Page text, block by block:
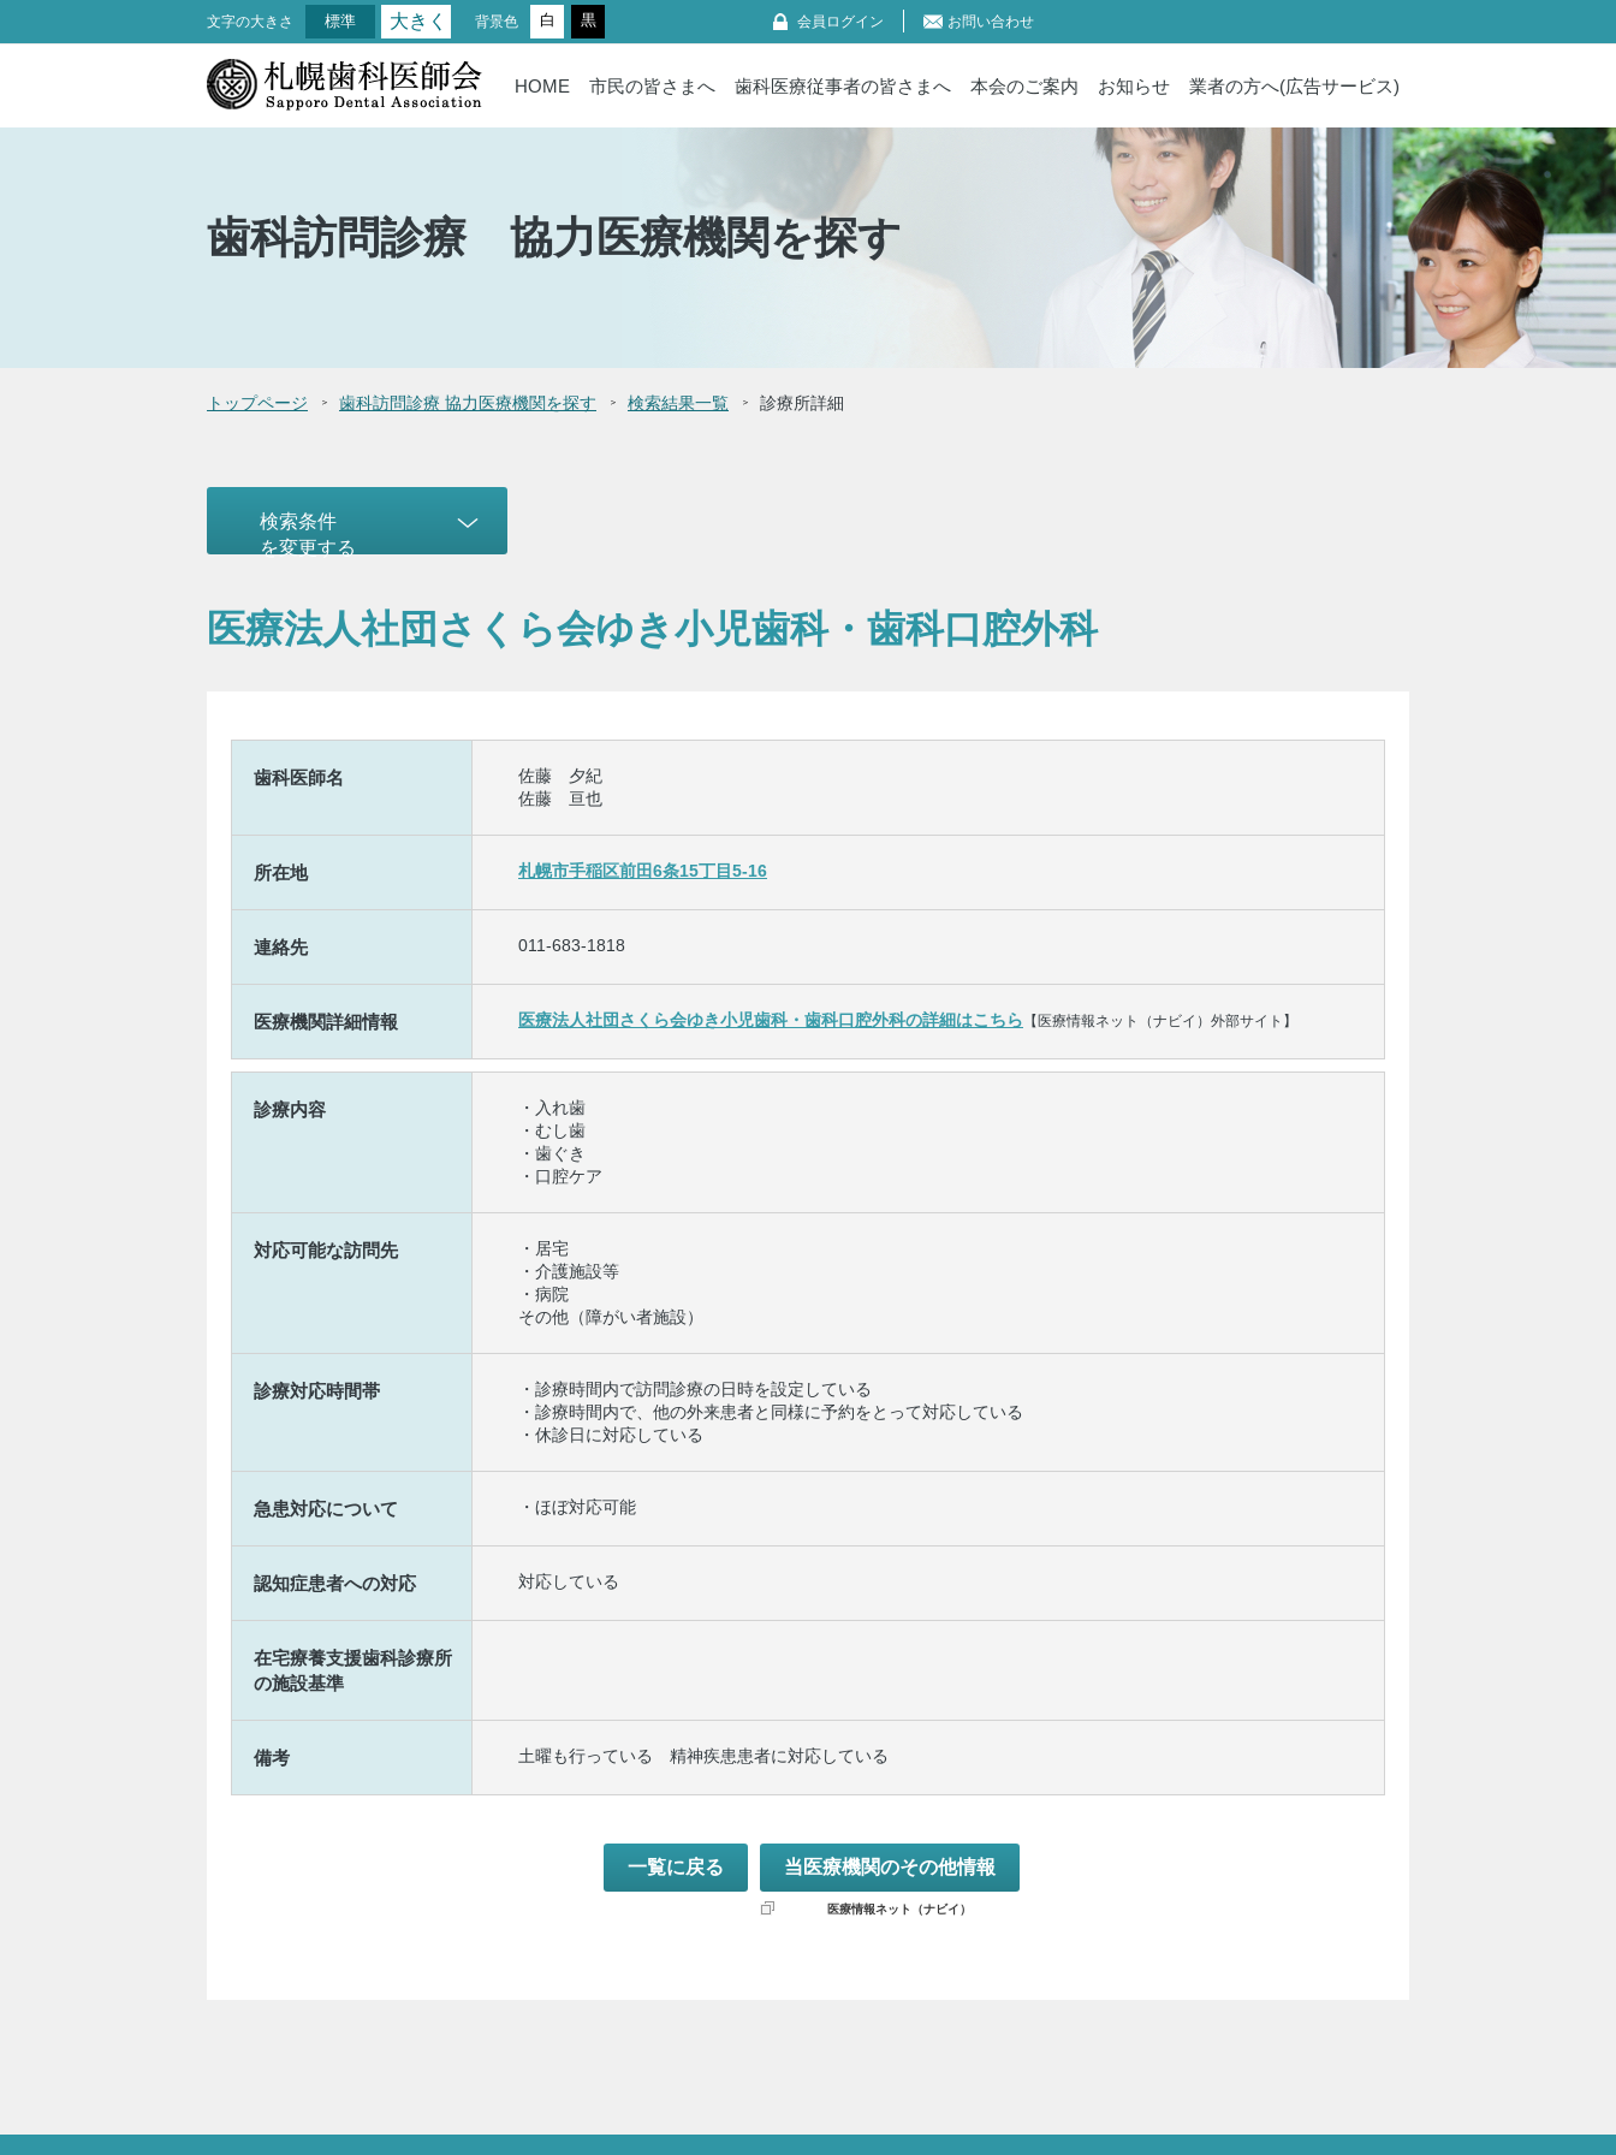
文字の大きさ 標準 大きく 背景色 白 黒 会員ログイン お問い合わせ
HOME 市民の皆さまへ 歯科医療従事者の皆さまへ 本会のご案内 お知らせ 業者の方へ(広告サービス)
歯科訪問診療 協力医療機関を探す
トップページ 歯科訪問診療 協力医療機関を探す 検索結果一覧 診療所詳細
検索条件
を変更する
医療法人社団さくら会ゆき小児歯科・歯科口腔外科
歯科医師名
佐藤 夕紀
佐藤 亘也
所在地 札幌市手稲区前田6条15丁目5-16
連絡先 011-683-1818
医療機関詳細情報 医療法人社団さくら会ゆき小児歯科・歯科口腔外科の詳細はこちら 【医療情報ネット（ナビイ）外部サイト】
診療内容
・入れ歯
・むし歯
・歯ぐき
・口腔ケア
対応可能な訪問先
・居宅
・介護施設等
・病院
その他（障がい者施設）
診療対応時間帯
・診療時間内で訪問診療の日時を設定している
・診療時間内で、他の外来患者と同様に予約をとって対応している
・休診日に対応している
急患対応について ・ほぼ対応可能
認知症患者への対応 対応している
在宅療養支援歯科診療所
の施設基準
備考 土曜も行っている 精神疾患患者に対応している
一覧に戻る 当医療機関のその他情報
医療情報ネット（ナビイ）